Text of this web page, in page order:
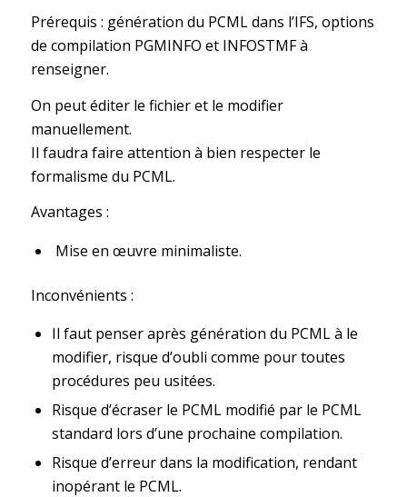
Prérequis : génération du PCML dans l’IFS, options
de compilation PGMINFO et INFOSTMF à
renseigner.
On peut éditer le fichier et le modifier
manuellement.
Il faudra faire attention à bien respecter le
formalisme du PCML.
Avantages :
Mise en œuvre minimaliste.
Inconvénients :
Il faut penser après génération du PCML à le
modifier, risque d’oubli comme pour toutes
procédures peu usitées.
Risque d’écraser le PCML modifié par le PCML
standard lors d’une prochaine compilation.
Risque d’erreur dans la modification, rendant
inopérant le PCML.